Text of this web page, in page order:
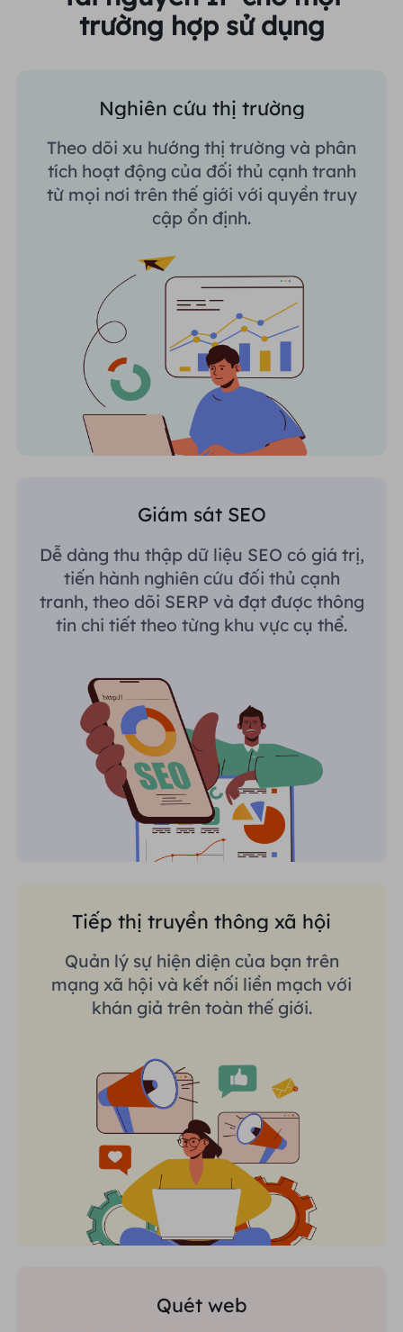
trường hợp sử dụng
Nghiên cứu thị trường
Theo dõi xu hướng thị trường và phân
tích hoạt động của đối thủ cạnh tranh
từ mọi nơi trên thế giới với quyền truy
cập ổn định.
Giám sát SEO
Dễ dàng thu thập dữ liệu SEO có giá trị,
tiến hành nghiên cứu đối thủ cạnh
tranh, theo dõi SERP và đạt được thông
tin chi tiết theo từng khu vực cụ thể.
Tiếp thị truyền thông xã hội
Quản lý sự hiện diện của bạn trên
mạng xã hội và kết nối liền mạch với
khán giả trên toàn thế giới.
Quét web